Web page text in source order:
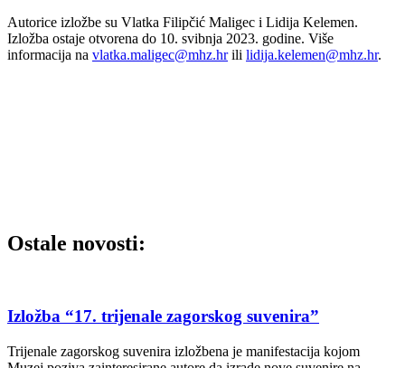
Autorice izložbe su Vlatka Filipčić Maligec i Lidija Kelemen.
Izložba ostaje otvorena do 10. svibnja 2023. godine. Više
informacija na vlatka.maligec@mhz.hrili lidija.kelemen@mhz.hr.
Ostale novosti:
Izložba “17. trijenale zagorskog suvenira”
Trijenale zagorskog suvenira izložbena je manifestacija kojom